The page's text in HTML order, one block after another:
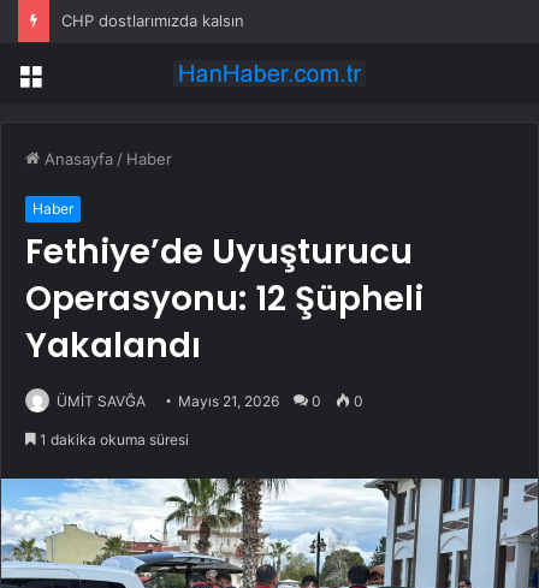
CHP dostlarımızda kalsın
Menü
Anasayfa / Haber
Haber
Fethiye’de Uyuşturucu
Operasyonu: 12 Şüpheli
Yakalandı
ÜMİT SAVĞA Mayıs 21, 2026 0 0
1 dakika okuma süresi